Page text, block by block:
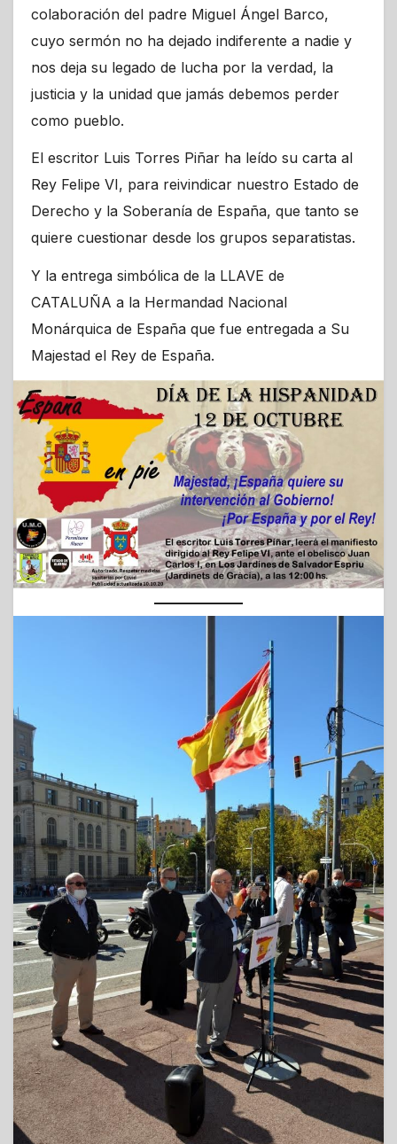
colaboración del padre Miguel Ángel Barco,
cuyo sermón no ha dejado indiferente a nadie y
nos deja su legado de lucha por la verdad, la
justicia y la unidad que jamás debemos perder
como pueblo.
El escritor Luis Torres Piñar ha leído su carta al
Rey Felipe VI, para reivindicar nuestro Estado de
Derecho y la Soberanía de España, que tanto se
quiere cuestionar desde los grupos separatistas.
Y la entrega simbólica de la LLAVE de
CATALUÑA a la Hermandad Nacional
Monárquica de España que fue entregada a Su
Majestad el Rey de España.